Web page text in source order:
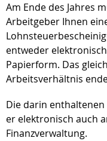
Am Ende des Jahres
Arbeitgeber Ihnen
entweder
Papierform. Das
Arbeitsverhältnis
Die darin
er elektronisch auch
Finanzverwaltung.